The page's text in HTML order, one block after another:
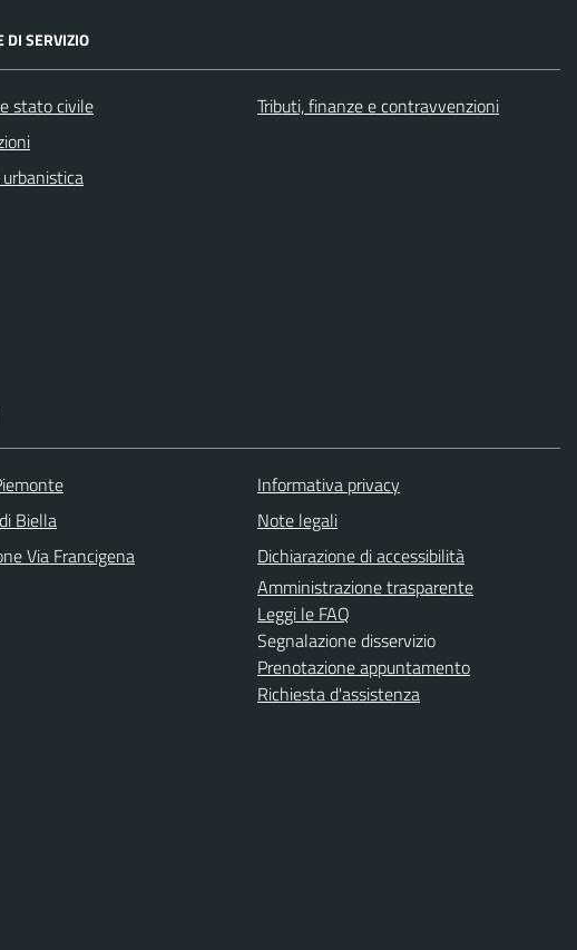
DI SERVIZIO
stato civile
Tributi, finanze e contravvenzioni
Biella
Via Francigena
Informativa privacy
Note legali
Dichiarazione di accessibilità
Amministrazione trasparente
Leggi le FAQ
Segnalazione disservizio
Prenotazione appuntamento
Richiesta d'assistenza